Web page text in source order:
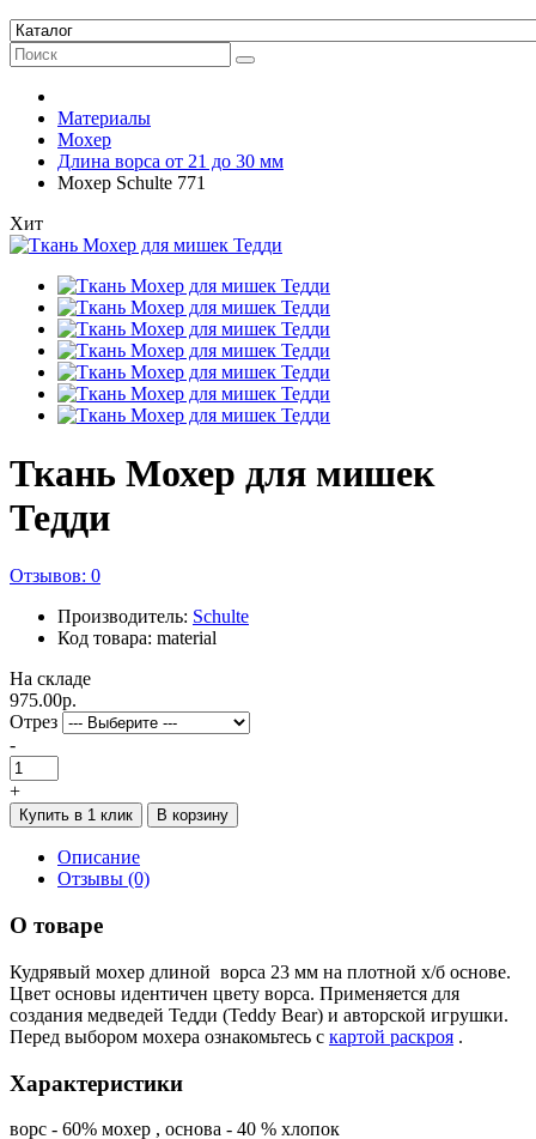
Материалы
Мохер
Длина ворса от 21 до 30 мм
Мохер Schulte 771
Хит
Ткань Мохер для мишек
Тедди
Отзывов: 0
Производитель: Schulte
Код товара: material
На складе
975.00р.
Отрез
-
+
Купить в 1 клик В корзину
Описание
Отзывы (0)
О товаре
Кудрявый мохер длиной ворса 23 мм на плотной х/б основе.
Цвет основы идентичен цвету ворса. Применяется для
создания медведей Тедди (Teddy Bear) и авторской игрушки.
Перед выбором мохера ознакомьтесь с картой раскроя .
Характеристики
ворс - 60% мохер , основа - 40 % хлопок